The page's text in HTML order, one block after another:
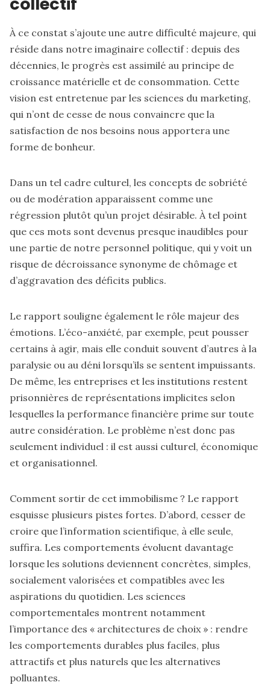
À ce constat s’ajoute une autre difficulté majeure, qui
réside dans notre imaginaire collectif : depuis des
décennies, le progrès est assimilé au principe de
croissance matérielle et de consommation. Cette
vision est entretenue par les sciences du marketing,
qui n’ont de cesse de nous convaincre que la
satisfaction de nos besoins nous apportera une
forme de bonheur.
Dans un tel cadre culturel, les concepts de sobriété
ou de modération apparaissent comme une
régression plutôt qu’un projet désirable. À tel point
que ces mots sont devenus presque inaudibles pour
une partie de notre personnel politique, qui y voit un
risque de décroissance synonyme de chômage et
d’aggravation des déficits publics.
Le rapport souligne également le rôle majeur des
émotions. L’éco-anxiété, par exemple, peut pousser
certains à agir, mais elle conduit souvent d’autres à la
paralysie ou au déni lorsqu’ils se sentent impuissants.
De même, les entreprises et les institutions restent
prisonnières de représentations implicites selon
lesquelles la performance financière prime sur toute
autre considération. Le problème n’est donc pas
seulement individuel : il est aussi culturel, économique
et organisationnel.
Comment sortir de cet immobilisme ? Le rapport
esquisse plusieurs pistes fortes. D’abord, cesser de
croire que l’information scientifique, à elle seule,
suffira. Les comportements évoluent davantage
lorsque les solutions deviennent concrètes, simples,
socialement valorisées et compatibles avec les
aspirations du quotidien. Les sciences
comportementales montrent notamment
l’importance des « architectures de choix » : rendre
les comportements durables plus faciles, plus
attractifs et plus naturels que les alternatives
polluantes.